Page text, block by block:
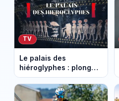
TV
Le palais des
hiéroglyphes : plongez
dans la tombe
égyptienne qui fascine
les archéologues